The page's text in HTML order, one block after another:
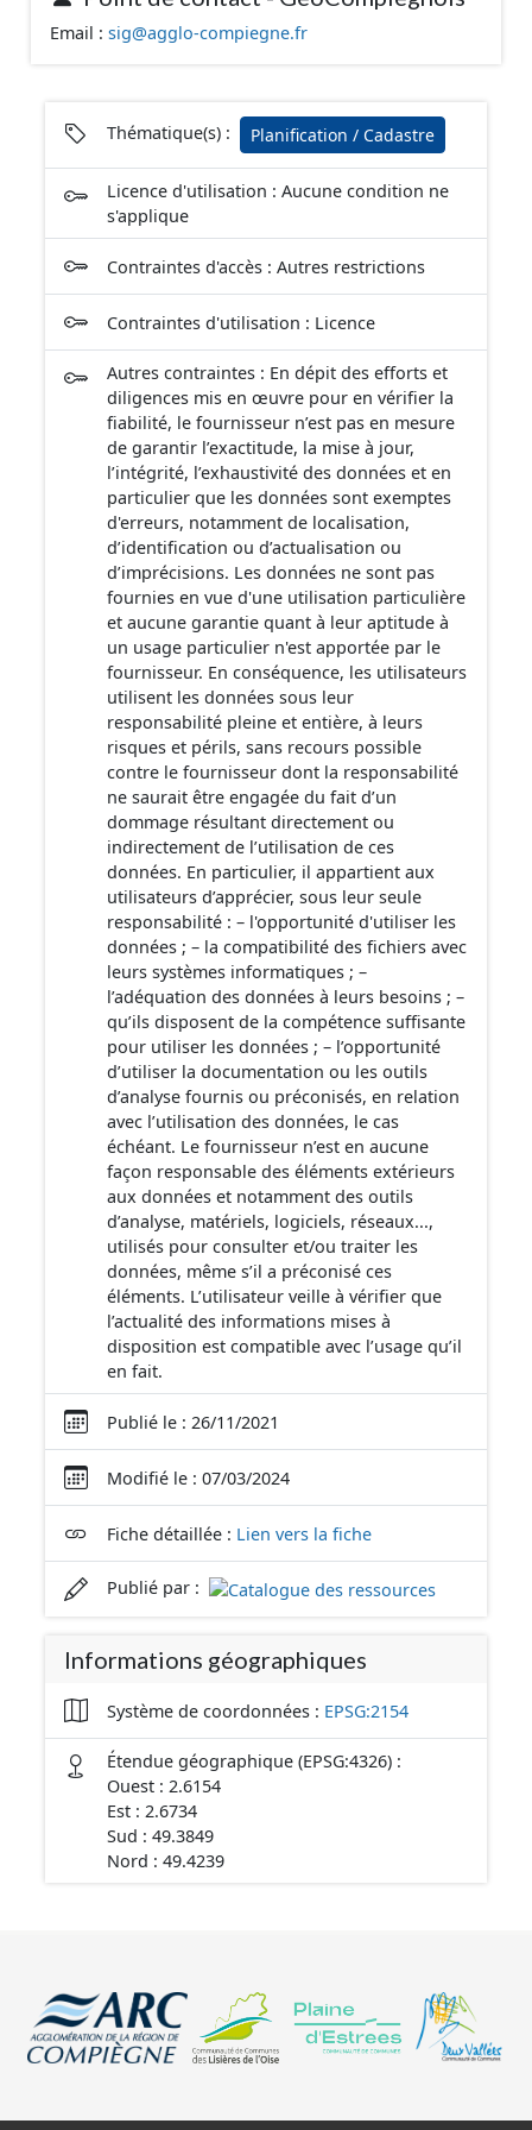
Email : sig@agglo-compiegne.fr
Thématique(s) : Planification / Cadastre
Licence d'utilisation : Aucune condition ne
s'applique
Contraintes d'accès : Autres restrictions
Contraintes d'utilisation : Licence
Autres contraintes : En dépit des efforts et
diligences mis en œuvre pour en vérifier la
fiabilité, le fournisseur n’est pas en mesure
de garantir l’exactitude, la mise à jour,
l’intégrité, l’exhaustivité des données et en
particulier que les données sont exemptes
d'erreurs, notamment de localisation,
d’identification ou d’actualisation ou
d’imprécisions. Les données ne sont pas
fournies en vue d'une utilisation particulière
et aucune garantie quant à leur aptitude à
un usage particulier n'est apportée par le
fournisseur. En conséquence, les utilisateurs
utilisent les données sous leur
responsabilité pleine et entière, à leurs
risques et périls, sans recours possible
contre le fournisseur dont la responsabilité
ne saurait être engagée du fait d’un
dommage résultant directement ou
indirectement de l’utilisation de ces
données. En particulier, il appartient aux
utilisateurs d’apprécier, sous leur seule
responsabilité : – l'opportunité d'utiliser les
données ; – la compatibilité des fichiers avec
leurs systèmes informatiques ; –
l’adéquation des données à leurs besoins ; –
qu’ils disposent de la compétence suffisante
pour utiliser les données ; – l’opportunité
d’utiliser la documentation ou les outils
d’analyse fournis ou préconisés, en relation
avec l’utilisation des données, le cas
échéant. Le fournisseur n’est en aucune
façon responsable des éléments extérieurs
aux données et notamment des outils
d’analyse, matériels, logiciels, réseaux...,
utilisés pour consulter et/ou traiter les
données, même s’il a préconisé ces
éléments. L’utilisateur veille à vérifier que
l’actualité des informations mises à
disposition est compatible avec l’usage qu’il
en fait.
Publié le : 26/11/2021
Modifié le : 07/03/2024
Fiche détaillée : Lien vers la fiche
Publié par :
Informations géographiques
Système de coordonnées : EPSG:2154
Étendue géographique (EPSG:4326) :
Ouest : 2.6154
Est : 2.6734
Sud : 49.3849
Nord : 49.4239